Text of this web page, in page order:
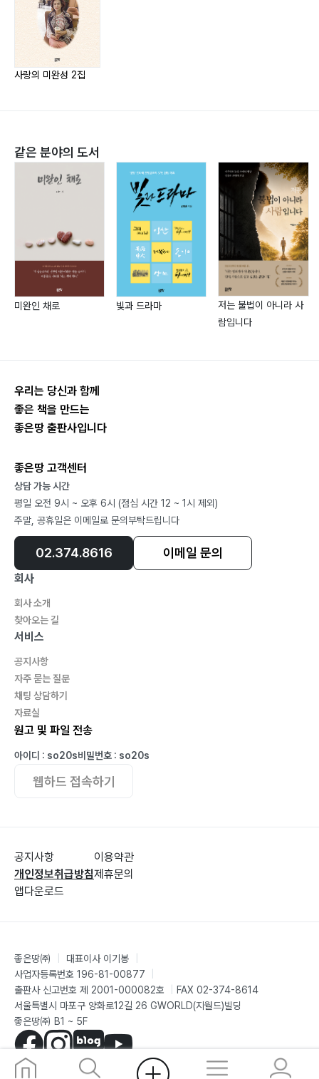
사랑의 미완성 20 - 항상 그렇게 41
사랑의 미완성 21 - 심장이 없는 남자 43
사랑의 미완성 22 - 물길 멀어도 45
사랑의 미완성 23 - 엇갈린 꿈 46
사랑의 미완성 27 - 동박새 51
사랑의 미완성 28 - 말레이시아의 하룻밤 52
사랑의 미완성 29 - 그대가 있는 곳이라면 53
사랑의 미완성 30 - 저 너머 끝 54
사랑의 미완성 31 - 먼 별 55
사랑의 미완성 32 - 지금 생각하니 56
사랑의 미완성 33 - 기억은 늘 그곳에 남아 58
사랑의 미완성 34 - 땅끝 바다에서 59
사랑의 미완성 35 - 꿈길 60
사랑의 미완성 36 - 미지의 나라 다리 난간(두바이에서)
세상 엿보기
세상 엿보기 1 - 도시 위의 밤배 67
세상 엿보기 3 - 교차로 위에서 71
세상 엿보기 4 - 명왕성 72
세상 엿보기 5 - 두바이 나라 법 73
세상 엿보기 6 74
세상 엿보기 7 - 두바이 여자들 75
세상 엿보기 8 76
세상 엿보기 10 - 물결 같은 밤 79
세상 엿보기 11 - 아랍 겨울 속 해바라기 80
세상 엿보기 13 - 히잡 83
세상 엿보기 14 - 두바이 화장실 84
세상 엿보기 15 - 바람의 거리 85
세상 엿보기 16 - 모래 속의 사람 86
세상 엿보기 17 - 아, 나의 상상의 나라 88
세상 엿보기 19 - 도시 속의 사막 93
세상 엿보기 22 - 엇갈리는 시간 사이 96
세상 엿보기 23 - 사막 위 아파트에서 97
세상 엿보기 24 - 수선한 바람 98
세상 엿보기 28 - 두바이 실외 수영장 달빛 104
세상 엿보기 29 - 두바이 저물녘 카페 105
세상 엿보기 30 - 두바이 저녁 풍경 106
세상 엿보기 31 - 두바이 할로윈데이 107
세상 엿보기 32 - 아이들의 축제 날 109
세상 엿보기 33 - 그림 속의 도시 110
사랑의 미완성 2집
같은 분야의 도서
미완인 채로 빛과 드라마
저는 불법이 아니라 사
람입니다
우리는 당신과 함께
좋은 책을 만드는
좋은땅 출판사입니다
좋은땅 고객센터
상담 가능 시간
평일 오전 9시 ~ 오후 6시 (점심 시간 12 ~ 1시 제외)
주말, 공휴일은 이메일로 문의부탁드립니다
02.374.8616 이메일 문의
회사
회사 소개
찾아오는 길
서비스
공지사항
자주 묻는 질문
채팅 상담하기
자료실
원고 및 파일 전송
아이디 : so20s비밀번호 : so20s
웹하드 접속하기
공지사항
개인정보취급방침
앱다운로드
이용약관
제휴문의
좋은땅㈜ 대표이사 이기봉
사업자등록번호 196-81-00877
출판사 신고번호 제 2001-000082호
FAX 02-374-8614
서울특별시 마포구 양화로12길 26 GWORLD(지월드)빌딩
좋은땅㈜ B1 ~ 5F
©G-WORLD